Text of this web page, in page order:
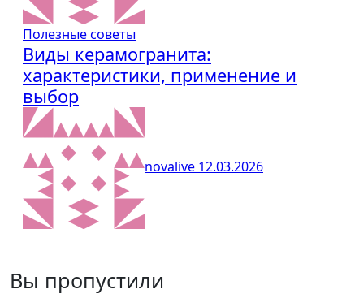
Полезные советы
Виды керамогранита:
характеристики, применение и
выбор
novalive 12.03.2026
Вы пропустили